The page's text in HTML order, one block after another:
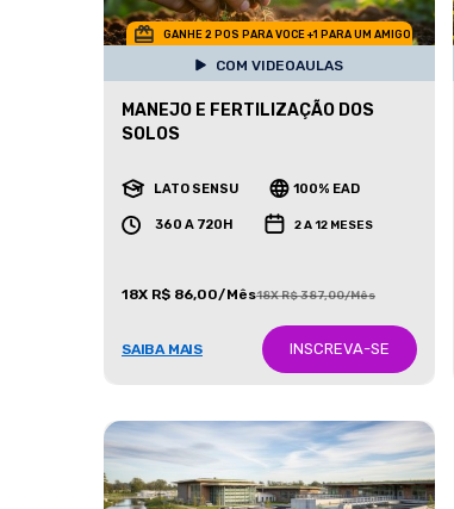
GANHE 2 POS PARA VOCE +1 PARA UM AMIGO
COM VIDEOAULAS
MANEJO E FERTILIZAÇÃO DOS
SOLOS
LATO SENSU 100% EAD
360 A 720H 2 A 12 MESES
18X R$ 86,00/Mês18X R$ 387,00/Mês
SAIBA MAIS INSCREVA-SE